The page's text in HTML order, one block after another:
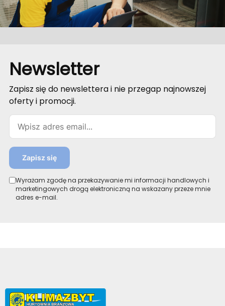
kW lub 9kW (3+3+3)
Grzałka tacy
ociekowej i karteru
kW lub 9kW (3+3+3)
Grzałka tacy
ociekowej i karteru
Newsletter
Zapisz się do newslettera i nie przegap najnowszej
oferty i promocji.
Email
Zapisz się
Wyrażam zgodę na przekazywanie mi informacji handlowych i
marketingowych drogą elektroniczną na wskazany przeze mnie
adres e-mail.